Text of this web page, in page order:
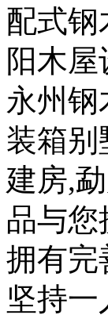
配式钢
阳木
永州钢
装箱别
建房,
品与
拥有完
坚持